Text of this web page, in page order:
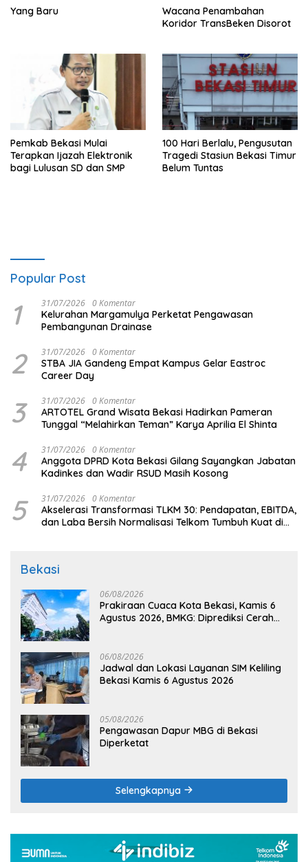
Yang Baru
Wacana Penambahan
Koridor TransBeken Disorot
Pemkab Bekasi Mulai
Terapkan Ijazah Elektronik
bagi Lulusan SD dan SMP
100 Hari Berlalu, Pengusutan
Tragedi Stasiun Bekasi Timur
Belum Tuntas
Popular Post
1 31/07/2026 0 Komentar
Kelurahan Margamulya Perketat Pengawasan
Pembangunan Drainase
2 31/07/2026 0 Komentar
STBA JIA Gandeng Empat Kampus Gelar Eastroc
Career Day
3 31/07/2026 0 Komentar
ARTOTEL Grand Wisata Bekasi Hadirkan Pameran
Tunggal “Melahirkan Teman” Karya Aprilia El Shinta
4 31/07/2026 0 Komentar
Anggota DPRD Kota Bekasi Gilang Sayangkan Jabatan
Kadinkes dan Wadir RSUD Masih Kosong
5 31/07/2026 0 Komentar
Akselerasi Transformasi TLKM 30: Pendapatan, EBITDA,
dan Laba Bersih Normalisasi Telkom Tumbuh Kuat di
Bekasi
06/08/2026
Prakiraan Cuaca Kota Bekasi, Kamis 6
Agustus 2026, BMKG: Diprediksi Cerah
06/08/2026
Jadwal dan Lokasi Layanan SIM Keliling
Bekasi Kamis 6 Agustus 2026
05/08/2026
Pengawasan Dapur MBG di Bekasi
Diperketat
Selengkapnya